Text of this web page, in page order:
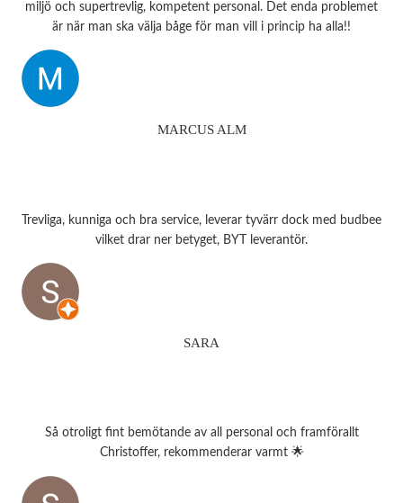
miljö och supertrevlig, kompetent personal. Det enda problemet
är när man ska välja båge för man vill i princip ha alla!!
MARCUS ALM
Trevliga, kunniga och bra service, leverar tyvärr dock med budbee
vilket drar ner betyget, BYT leverantör.
SARA
Så otroligt fint bemötande av all personal och framförallt
Christoffer, rekommenderar varmt 🌟